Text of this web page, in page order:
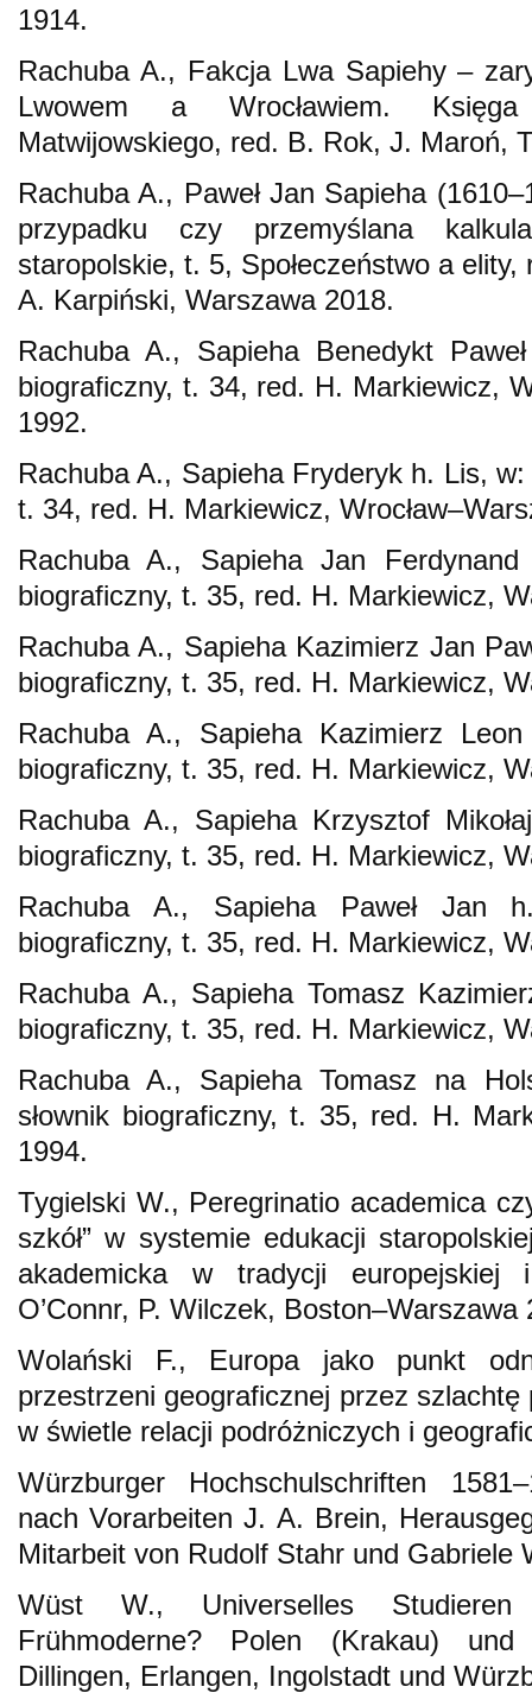
1914.
Rachuba A., Fakcja Lwa Sapiehy –
Lwowem a Wrocławiem.
Matwijowskiego, red. B. Rok, J. Maroń,
Rachuba A., Paweł Jan Sapieha
przypadku czy przemyślana
staropolskie, t. 5, Społeczeństwo a
A. Karpiński, Warszawa 2018.
Rachuba A., Sapieha Benedykt
biograficzny, t. 34, red. H. Markiewicz,
1992.
Rachuba A., Sapieha Fryderyk h. Lis, w:
t. 34, red. H. Markiewicz,
Rachuba A., Sapieha Jan
biograficzny, t. 35, red. H. Markiewicz,
Rachuba A., Sapieha Kazimierz Jan
biograficzny, t. 35, red. H. Markiewicz,
Rachuba A., Sapieha Kazimierz
biograficzny, t. 35, red. H. Markiewicz,
Rachuba A., Sapieha Krzysztof
biograficzny, t. 35, red. H. Markiewicz,
Rachuba A., Sapieha Paweł Jan
biograficzny, t. 35, red. H. Markiewicz,
Rachuba A., Sapieha Tomasz
biograficzny, t. 35, red. H. Markiewicz,
Rachuba A., Sapieha Tomasz na
słownik biograficzny, t. 35, red. H.
1994.
Tygielski W., Peregrinatio academica
szkół” w systemie edukacji
akademicka w tradycji
O’Connr, P. Wilczek, Boston–Warszawa
Wolański F., Europa jako punkt
przestrzeni geograficznej przez
w świetle relacji podróżniczych i
Würzburger Hochschulschriften
nach Vorarbeiten J. A. Brein,
Mitarbeit von Rudolf Stahr und Gabriele
Wüst W., Universelles
Frühmoderne? Polen (Krakau) und
Dillingen, Erlangen, Ingolstadt und